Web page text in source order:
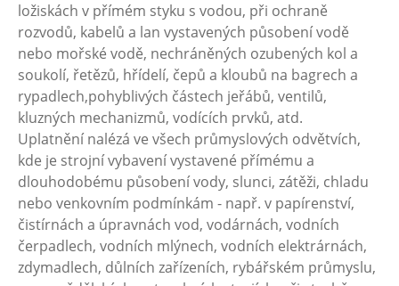
ložiskách v přímém styku s vodou, při ochraně
rozvodů, kabelů a lan vystavených působení vodě
nebo mořské vodě, nechráněných ozubených kol a
soukolí, řetězů, hřídelí, čepů a kloubů na bagrech a
rypadlech,pohyblivých částech jeřábů, ventilů,
kluzných mechanizmů, vodících prvků, atd.
Uplatnění nalézá ve všech průmyslových odvětvích,
kde je strojní vybavení vystavené přímému a
dlouhodobému působení vody, slunci, zátěži, chladu
nebo venkovním podmínkám - např. v papírenství,
čistírnách a úpravnách vod, vodárnách, vodních
čerpadlech, vodních mlýnech, vodních elektrárnách,
zdymadlech, důlních zařízeních, rybářském průmyslu,